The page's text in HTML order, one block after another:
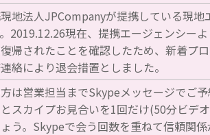
地法人JPCompanyが提携している現
2019.12.26現在、提携エージェンシー
帰されたことを確認したため、新着プ
絡により退会措置としました。
は営業担当までSkypeメッセージでご
スカイプお見合いを1回だけ(50分ビデ
う。Skypeで会う回数を重ねて信頼関